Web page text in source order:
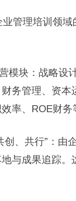
管理培训领
模块：战略设
务管理、资本
率、ROE财务
、共行”：由
与成果追踪。